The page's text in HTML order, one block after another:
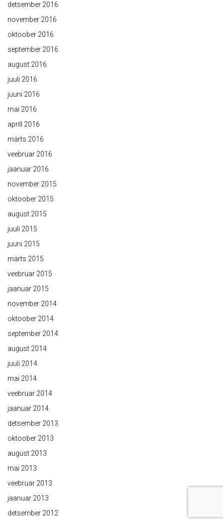
detsember 2016
november 2016
oktoober 2016
september 2016
august 2016
juuli 2016
juuni 2016
mai 2016
aprill 2016
märts 2016
veebruar 2016
jaanuar 2016
november 2015
oktoober 2015
august 2015
juuli 2015
juuni 2015
märts 2015
veebruar 2015
jaanuar 2015
november 2014
oktoober 2014
september 2014
august 2014
juuli 2014
mai 2014
veebruar 2014
jaanuar 2014
detsember 2013
oktoober 2013
august 2013
mai 2013
veebruar 2013
jaanuar 2013
detsember 2012